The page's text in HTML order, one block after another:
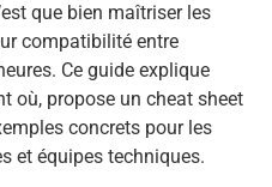
que bien maîtriser les
compatibilité entre
Ce guide explique
où, propose un cheat sheet
concrets pour les
et équipes techniques.